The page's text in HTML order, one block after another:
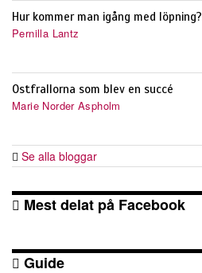
Hur kommer man igång med löpning?
Pernilla Lantz
Ostfrallorna som blev en succé
Marie Norder Aspholm
Se alla bloggar
Mest delat på Facebook
Guide